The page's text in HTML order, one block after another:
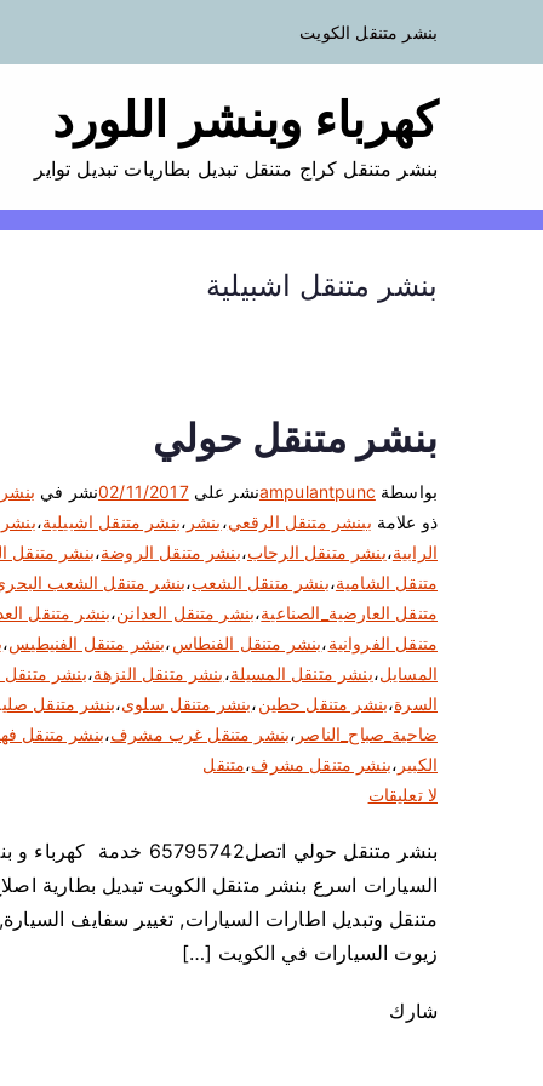
بنشر متنقل الكويت
كهرباء وبنشر اللورد
بنشر متنقل كراج متنقل تبديل بطاريات تبديل تواير
بنشر متنقل اشبيلية
بنشر متنقل حولي
بواسطة ampulantpuncنشر على02/11/2017نشر في
ذو علامة ببنشر متنقل الرقعي،بنشر ،بنشر متنقل اشبيلية،
الرابية،بنشر متنقل الرحاب،بنشر متنقل الروضة،بنشر متنقل
متنقل الشامية،بنشر متنقل الشعب،بنشر متنقل الشعب
متنقل العارضية_الصناعية،بنشر متنقل العدانن،بنشر متنقل
متنقل الفروانية،بنشر متنقل الفنطاس،بنشر متنقل الفنيطيس،
المسايل،بنشر متنقل المسيلة،بنشر متنقل النزهة،بنشر متنقل
السرة،بنشر متنقل حطين،بنشر متنقل سلوى،بنشر متنقل
ضاحية_صباح_الناصر ،بنشر متنقل غرب مشرف،بنشر متنقل
الكبير ،بنشر متنقل مشرف،متنقل
لا تعليقات
ى
ب
ن
بنشر متنقل حولي
السيارات اسرع بنشر متنقل الكويت تبديل بطارية
متنقل وتبديل اطارات السيارات, تغيير سفايف
زيوت السيارات في الكويت […]
شارك